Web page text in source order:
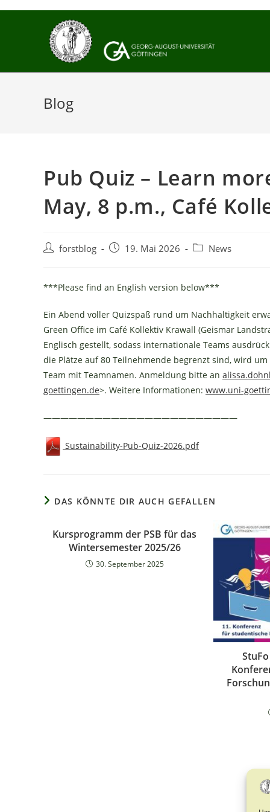
Blog
Pub Quiz – Learn
May, 8 p.m., Café
Beitrags-
forstblog
Beitrag19. Mai 2026
Beitrags-
News
***Please find an English version below***
Ein Abend voller Quizspaß rund um Nachhaltigkeit
Green Office im Café Kollektiv Krawall (Geismar
Englisch gestellt, sodass internationale Teams
die Plätze auf 80 Teilnehmende begrenzt sind, wird
Team mit Teamnamen. Anmeldung bitte an
goettingen.de>. Weitere Informationen: www.uni-
———————————————————————
Sustainability-Pub-Quiz-2026.pdf
DAS KÖNNTE DIR AUCH GEFALLEN
Kursprogramm der PSB für das
Wintersemester 2025/26
30. September 2025